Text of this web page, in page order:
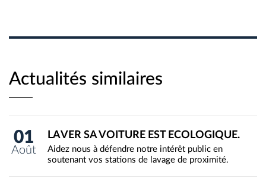
Actualités similaires
01
Août
LAVER SA VOITURE EST ECOLOGIQUE.
Aidez nous à défendre notre intérêt public en
soutenant vos stations de lavage de proximité.